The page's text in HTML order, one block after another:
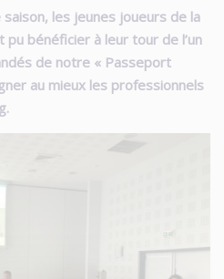
les jeunes joueurs de la
bénéficier à leur tour de l’un
de notre « Passeport
au mieux les professionnels